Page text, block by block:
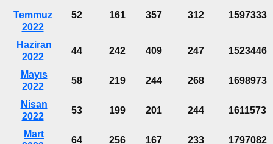
Temmuz
2022
52 161 357 312 1597333
Haziran
2022
44 242 409 247 1523446
Mayıs
2022
58 219 244 268 1698973
Nisan
2022
53 199 201 244 1611573
Mart
64 256 167 233 1797082